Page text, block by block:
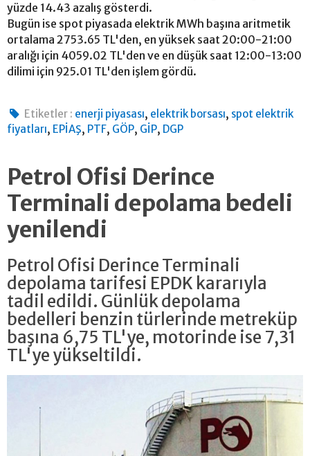
yüzde 14.43 azalış gösterdi.
Bugün ise spot piyasada elektrik MWh başına aritmetik
ortalama 2753.65 TL'den, en yüksek saat 20:00-21:00
aralığı için 4059.02 TL'den ve en düşük saat 12:00-13:00
dilimi için 925.01 TL'den işlem gördü.
Etiketler : enerji piyasası, elektrik borsası, spot elektrik
fiyatları, EPİAŞ, PTF, GÖP, GİP, DGP
Petrol Ofisi Derince
Terminali depolama bedeli
yenilendi
Petrol Ofisi Derince Terminali
depolama tarifesi EPDK kararıyla
tadil edildi. Günlük depolama
bedelleri benzin türlerinde metreküp
başına 6,75 TL'ye, motorinde ise 7,31
TL'ye yükseltildi.